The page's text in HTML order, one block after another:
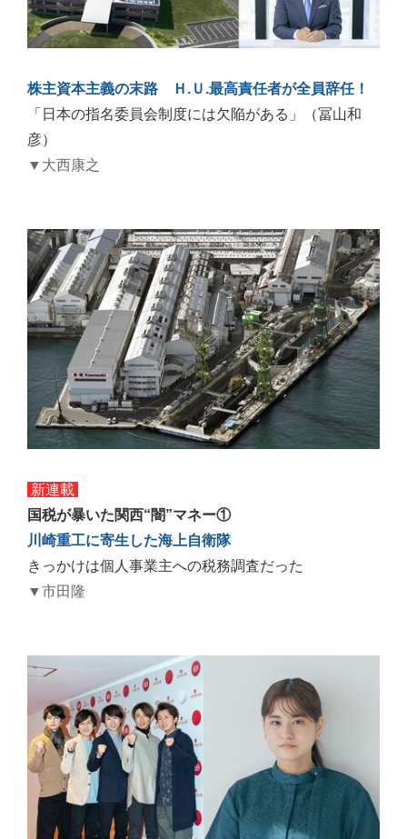
株主資本主義の末路 Ｈ.Ｕ.最高責任者が全員辞任！
「日本の指名委員会制度には欠陥がある」（冨山和
彦）
▼大西康之
新連載
国税が暴いた関西“闇”マネー①
川崎重工に寄生した海上自衛隊
きっかけは個人事業主への税務調査だった
▼市田隆